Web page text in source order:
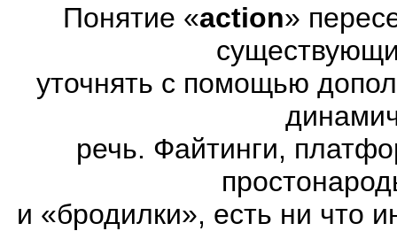
Понятие «action»
уточнять с помощью
речь. Файтинги,
и «бродилки», есть ни что